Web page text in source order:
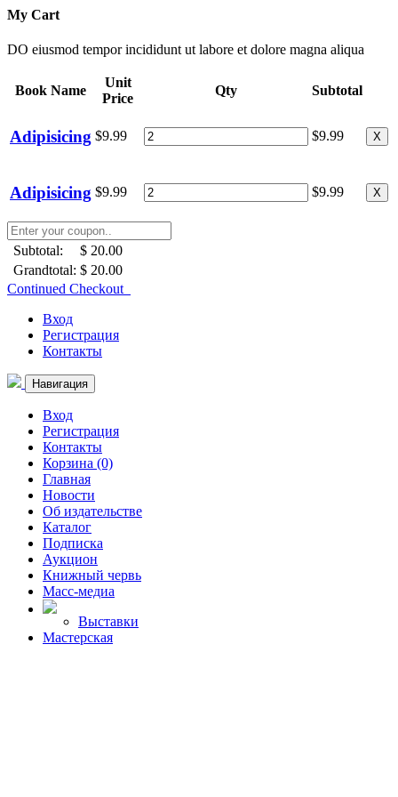
My Cart
DO eiusmod tempor incididunt ut labore et dolore magna aliqua
Book Name
Unit
Price
Qty Subtotal
Adipisicing $9.99 $9.99 X
Adipisicing $9.99 $9.99 X
Subtotal:
$ 20.00
Grandtotal: $ 20.00
Continued Checkout
Вход
Регистрация
Контакты
Навигация
Вход
Регистрация
Контакты
Корзина (0)
Главная
Новости
Об издательстве
Каталог
Подписка
Аукцион
Книжный червь
Масс-медиа
Выставки
Мастерская